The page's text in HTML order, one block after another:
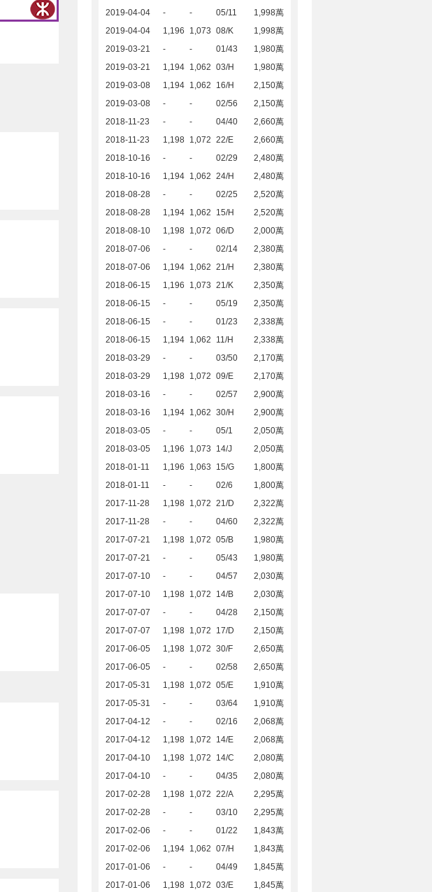
2019-04-04
- - 05/11
1,998萬
2019-04-04
1,196 1,073 08/K
1,998萬
2019-03-21
- - 01/43
1,980萬
2019-03-21
1,194 1,062 03/H
1,980萬
2019-03-08
1,194 1,062 16/H
2,150萬
2019-03-08
- - 02/56
2,150萬
2018-11-23
- - 04/40
2,660萬
2018-11-23
1,198 1,072 22/E
2,660萬
2018-10-16
- - 02/29
2,480萬
2018-10-16
1,194 1,062 24/H
2,480萬
2018-08-28
- - 02/25
2,520萬
2018-08-28
1,194 1,062 15/H
2,520萬
2018-08-10
1,198 1,072 06/D
2,000萬
2018-07-06
- - 02/14
2,380萬
2018-07-06
1,194 1,062 21/H
2,380萬
2018-06-15
1,196 1,073 21/K
2,350萬
2018-06-15
- - 05/19
2,350萬
2018-06-15
- - 01/23
2,338萬
2018-06-15
1,194 1,062 11/H
2,338萬
2018-03-29
- - 03/50
2,170萬
2018-03-29
1,198 1,072 09/E
2,170萬
2018-03-16
- - 02/57
2,900萬
2018-03-16
1,194 1,062 30/H
2,900萬
2018-03-05
- - 05/1
2,050萬
2018-03-05
1,196 1,073 14/J
2,050萬
2018-01-11
1,196 1,063 15/G
1,800萬
2018-01-11
- - 02/6
1,800萬
2017-11-28
1,198 1,072 21/D
2,322萬
2017-11-28
- - 04/60
2,322萬
2017-07-21
1,198 1,072 05/B
1,980萬
2017-07-21
- - 05/43
1,980萬
2017-07-10
- - 04/57
2,030萬
2017-07-10
1,198 1,072 14/B
2,030萬
2017-07-07
- - 04/28
2,150萬
2017-07-07
1,198 1,072 17/D
2,150萬
2017-06-05
1,198 1,072 30/F
2,650萬
2017-06-05
- - 02/58
2,650萬
2017-05-31
1,198 1,072 05/E
1,910萬
2017-05-31
- - 03/64
1,910萬
2017-04-12
- - 02/16
2,068萬
2017-04-12
1,198 1,072 14/E
2,068萬
2017-04-10
1,198 1,072 14/C
2,080萬
2017-04-10
- - 04/35
2,080萬
2017-02-28
1,198 1,072 22/A
2,295萬
2017-02-28
- - 03/10
2,295萬
2017-02-06
- - 01/22
1,843萬
2017-02-06
1,194 1,062 07/H
1,843萬
2017-01-06
- - 04/49
1,845萬
2017-01-06
1,198 1,072 03/E 1,845萬